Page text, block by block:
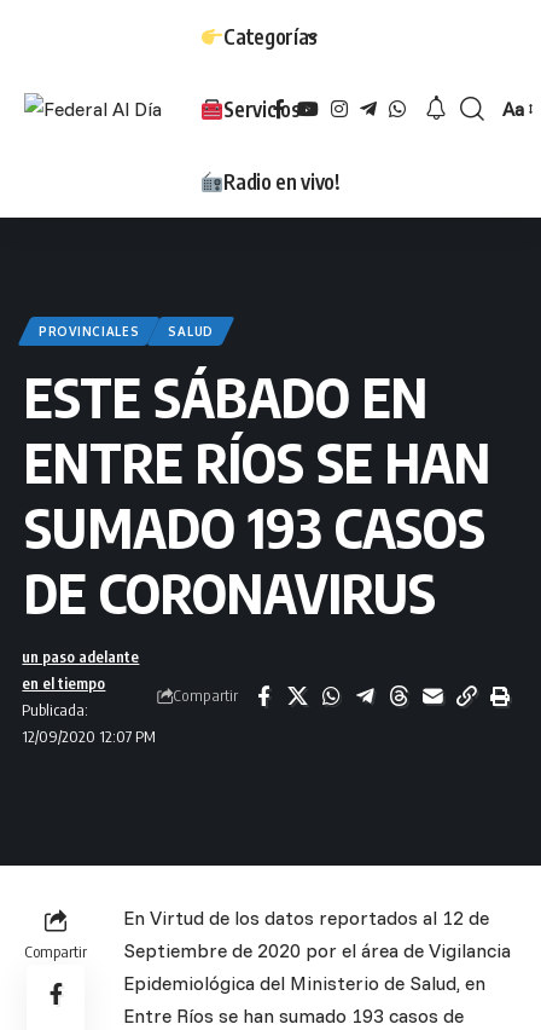
Categorías
Servicios
Radio en vivo!
Aa
PROVINCIALES SALUD
ESTE SÁBADO EN
ENTRE RÍOS SE HAN
SUMADO 193 CASOS
DE CORONAVIRUS
Publicada:
12/09/2020 12:07 PM
un paso adelante
en el tiempo
Compartir
Compartir
En Virtud de los datos reportados al 12 de
Septiembre de 2020 por el área de Vigilancia
Epidemiológica del Ministerio de Salud, en
Entre Ríos se han sumado 193 casos de